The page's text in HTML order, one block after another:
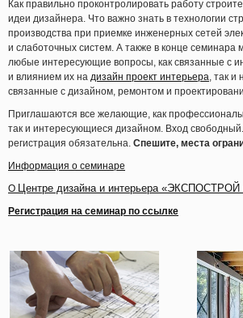
Как правильно проконтролировать работу
идеи дизайнера. Что важно знать в технологии
производства при приемке инженерных сетей
и слаботочных систем. А также в конце семинара
любые интересующие вопросы, как связанные с
и влиянием их на дизайн проект интерьера, так и
связанные с дизайном, ремонтом и
Приглашаются все желающие, как
так и интересующиеся дизайном. Вход свободный.
регистрация обязательна. Спешите, места
Информация о семинаре
О Центре дизайна и интерьера «ЭКСПОСТРОЙ
Регистрация на семинар по ссылке